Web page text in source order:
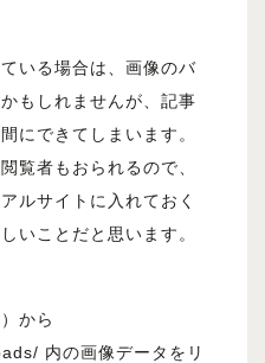
いる場合は、画像のバ
もしれませんが、記事
にできてしまいます。
覧者もおられるので、
ルサイトに入れておく
いことだと思います。
から
内の画像データをリ